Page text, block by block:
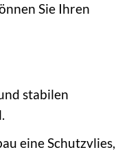
Sie Ihren
stabilen
eine Schutzvlies,